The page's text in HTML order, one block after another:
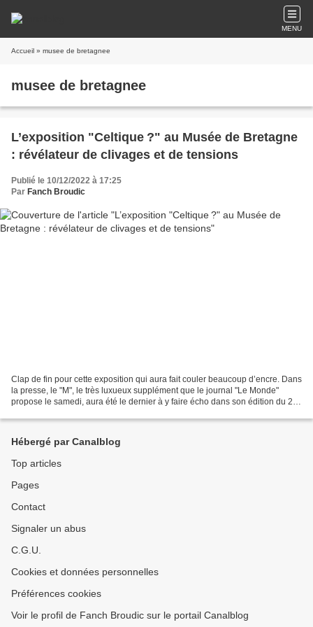
MENU
Accueil » musee de bretagnee
musee de bretagnee
L’exposition "Celtique ?" au Musée de Bretagne
: révélateur de clivages et de tensions
Publié le 10/12/2022 à 17:25
Par Fanch Broudic
Clap de fin pour cette exposition qui aura fait couler beaucoup d’encre. Dans
la presse, le "M", le très luxueux supplément que le journal "Le Monde"
propose le samedi, aura été le dernier à y faire écho dans son édition du 26
Hébergé par Canalblog
Top articles
Pages
Contact
Signaler un abus
C.G.U.
Cookies et données personnelles
Préférences cookies
Voir le profil de Fanch Broudic sur le portail Canalblog